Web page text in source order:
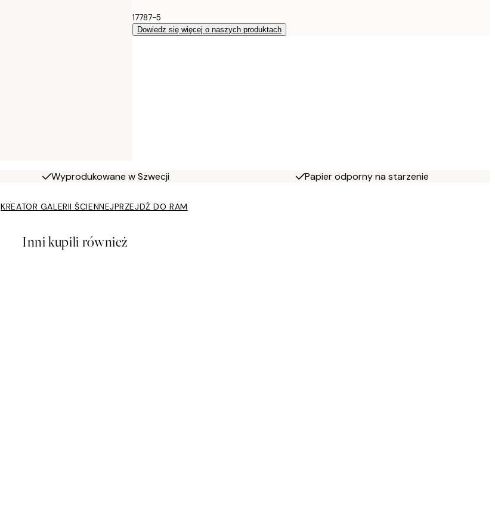
17787-5
Dowiedz się więcej o naszych produktach
Wyprodukowane w Szwecji Papier odporny na starzenie
KREATOR GALERII ŚCIENNEJPRZEJDŹ DO RAM
Inni kupili również